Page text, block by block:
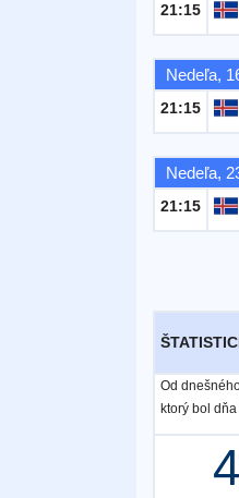
21:15
Nedeľa,
21:15
Nedeľa,
21:15
Od
ktorý bol dňa